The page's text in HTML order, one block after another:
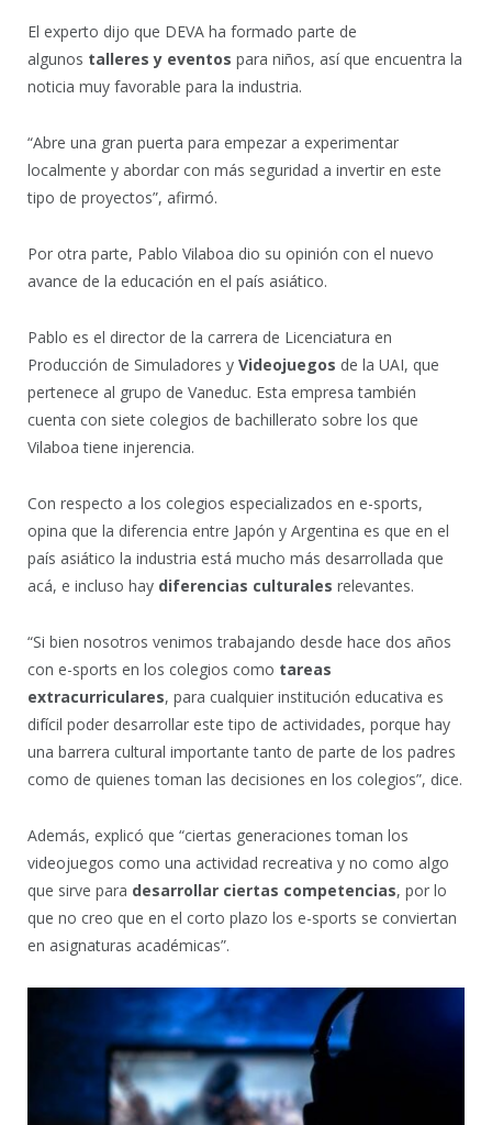
El experto dijo que DEVA ha formado parte de
algunos talleres y eventos para niños, así que encuentra la
noticia muy favorable para la industria.
“Abre una gran puerta para empezar a experimentar
localmente y abordar con más seguridad a invertir en este
tipo de proyectos”, afirmó.
Por otra parte, Pablo Vilaboa dio su opinión con el nuevo
avance de la educación en el país asiático.
Pablo es el director de la carrera de Licenciatura en
Producción de Simuladores y Videojuegos de la UAI, que
pertenece al grupo de Vaneduc. Esta empresa también
cuenta con siete colegios de bachillerato sobre los que
Vilaboa tiene injerencia.
Con respecto a los colegios especializados en e-sports,
opina que la diferencia entre Japón y Argentina es que en el
país asiático la industria está mucho más desarrollada que
acá, e incluso hay diferencias culturales relevantes.
“Si bien nosotros venimos trabajando desde hace dos años
con e-sports en los colegios como tareas
extracurriculares, para cualquier institución educativa es
difícil poder desarrollar este tipo de actividades, porque hay
una barrera cultural importante tanto de parte de los padres
como de quienes toman las decisiones en los colegios”, dice.
Además, explicó que “ciertas generaciones toman los
videojuegos como una actividad recreativa y no como algo
que sirve para desarrollar ciertas competencias, por lo
que no creo que en el corto plazo los e-sports se conviertan
en asignaturas académicas”.